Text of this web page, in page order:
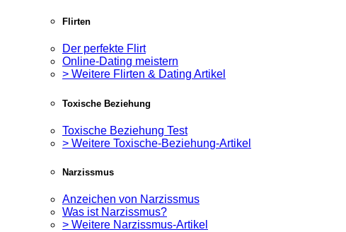
Flirten
Der perfekte Flirt
Online-Dating meistern
> Weitere Flirten & Dating Artikel
Toxische Beziehung
Toxische Beziehung Test
> Weitere Toxische-Beziehung-Artikel
Narzissmus
Anzeichen von Narzissmus
Was ist Narzissmus?
> Weitere Narzissmus-Artikel